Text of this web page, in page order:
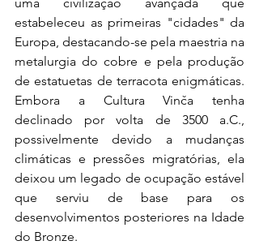
estabeleceu as primeiras "cidades" da
Europa, destacando-se pela maestria na
metalurgia do cobre e pela produção
de estatuetas de terracota enigmáticas.
Embora a Cultura Vinča tenha
declinado por volta de 3500 a.C.,
possivelmente devido a mudanças
climáticas e pressões migratórias, ela
deixou um legado de ocupação estável
que serviu de base para os
desenvolvimentos posteriores na Idade
do Bronze.